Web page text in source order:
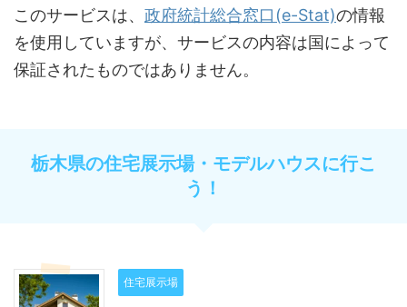
このサービスは、 政府統計総合窓口(e-Stat)の情報
を使用していますが、サービスの内容は国によって
保証されたものではありません。
栃木県の住宅展示場・モデルハウスに行こ
う！
住宅展示場